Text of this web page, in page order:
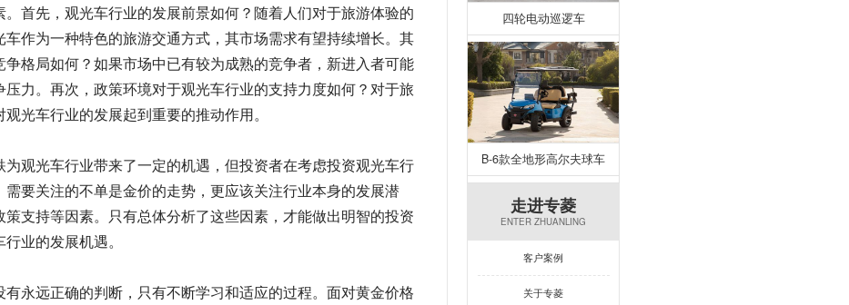
首先，观光车行业的发展前景如何？随着人们对于旅游体验的
作为一种特色的旅游交通方式，其市场需求有望持续增长。其
争格局如何？如果市场中已有较为成熟的竞争者，新进入者可能
压力。再次，政策环境对于观光车行业的支持力度如何？对于旅
光车行业的发展起到重要的推动作用。
观光车行业带来了一定的机遇，但投资者在考虑投资观光车行
需要关注的不单是金价的走势，更应该关注行业本身的发展潜
策支持等因素。只有总体分析了这些因素，才能做出明智的投资
业的发展机遇。
永远正确的判断，只有不断学习和适应的过程。面对黄金价格
四轮电动巡逻车
B-6款全地形高尔夫球车
走进专菱
ENTER ZHUANLING
客户案例
关于专菱